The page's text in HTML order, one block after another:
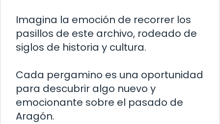
Imagina la emoción de recorrer los
pasillos de este archivo, rodeado de
siglos de historia y cultura.
Cada pergamino es una oportunidad
para descubrir algo nuevo y
emocionante sobre el pasado de
Aragón.